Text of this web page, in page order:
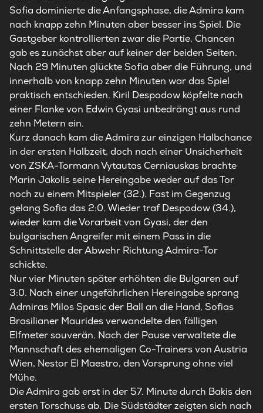
Sofia dominierte die Anfangsphase, dieAdmira kam
nach knapp zehn Minuten aber besser ins Spiel. Die
Gastgeber kontrollierten zwar die Partie, Chancen
gab es zunächst aber auf keiner der beiden Seiten.
Nach 29 Minuten glückte Sofia aber die Führung, und
innerhalb von knapp zehn Minuten war das Spiel
praktisch entschieden. Kiril Despodow köpfelte nach
einer Flanke von Edwin Gyasi unbedrängt aus rund
zehn Metern ein.
Kurz danach kam dieAdmira zur einzigen Halbchance
in der ersten Halbzeit, doch nach einer Unsicherheit
von ZSKA-Tormann Vytautas Cerniauskas brachte
Marin Jakolis seine Hereingabe weder auf das Tor
noch zu einem Mitspieler (32.). Fast im Gegenzug
gelang Sofia das 2:0. Wieder traf Despodow (34.),
wieder kam die Vorarbeit von Gyasi, der den
bulgarischen Angreifer mit einem Pass in die
Schnittstelle der Abwehr RichtungAdmira-Tor
schickte.
Nur vier Minuten später erhöhten die Bulgaren auf
3:0. Nach einer ungefährlichen Hereingabe sprang
Admiras Milos Spasic der Ball an die Hand, Sofias
Brasilianer Maurides verwandelte den fälligen
Elfmeter souverän. Nach der Pause verwaltete die
Mannschaft des ehemaligen Co-Trainers von Austria
Wien, Nestor El Maestro, den Vorsprung ohne viel
Mühe.
DieAdmira gab erst in der 57. Minute durch Bakis den
ersten Torschuss ab. Die Südstädter zeigten sich nach